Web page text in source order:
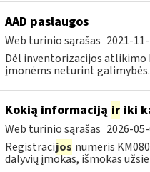
AAD paslaugos
Web turinio sąrašas 2021-
Dėl inventorizacijos atlikimo
įmonėms neturint
Kokią informaciją iriki
Web turinio sąrašas 2026-
Registracijos numeris
dalyvių įmokas, išmokas